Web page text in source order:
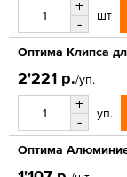
+
-
шт
Оптима Клипса
2'221 р./уп.
+
-
уп.
Оптима